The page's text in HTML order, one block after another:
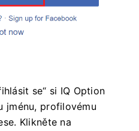
se“ si IQ Option
jménu, profilovému
Klikněte na